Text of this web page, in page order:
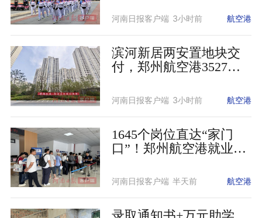
河南日报客户端 3小时前 航空港
滨河新居两安置地块交
付，郑州航空港3527名
河南日报客户端 3小时前 航空港
1645个岗位直达“家门
口”！郑州航空港就业快
河南日报客户端 半天前 航空港